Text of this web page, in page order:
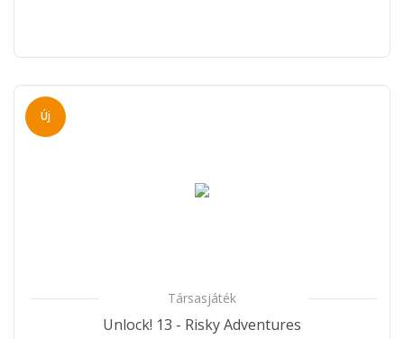
Új
Társasjáték
Unlock! 13 - Risky Adventures